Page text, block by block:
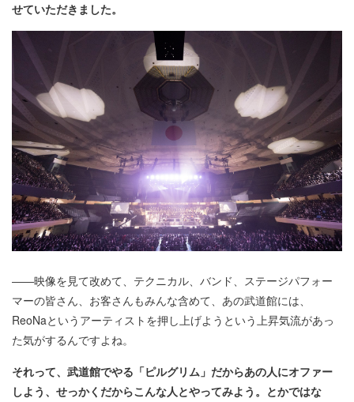
せていただきました。
――映像を見て改めて、テクニカル、バンド、ステージパフォー
マーの皆さん、お客さんもみんな含めて、あの武道館には、
ReoNaというアーティストを押し上げようという上昇気流があっ
た気がするんですよね。
それって、武道館でやる「ピルグリム」だからあの人にオファー
しよう、せっかくだからこんな人とやってみよう。とかではな